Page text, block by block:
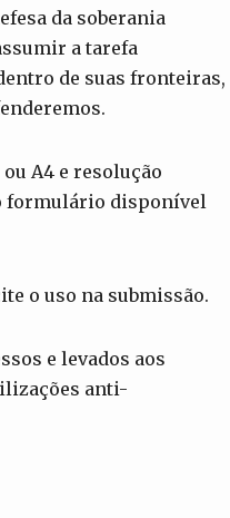
da soberania
a tarefa
de suas fronteiras,
A4 e resolução
formulário disponível
o uso na submissão.
e levados aos
anti-